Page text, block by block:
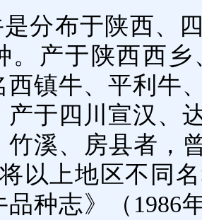
是分布于陕西、
。产于陕西西
西镇牛、平利牛
产于四川宣汉、
竹溪、房县者，
以上地区不同
品种志》（ 1986